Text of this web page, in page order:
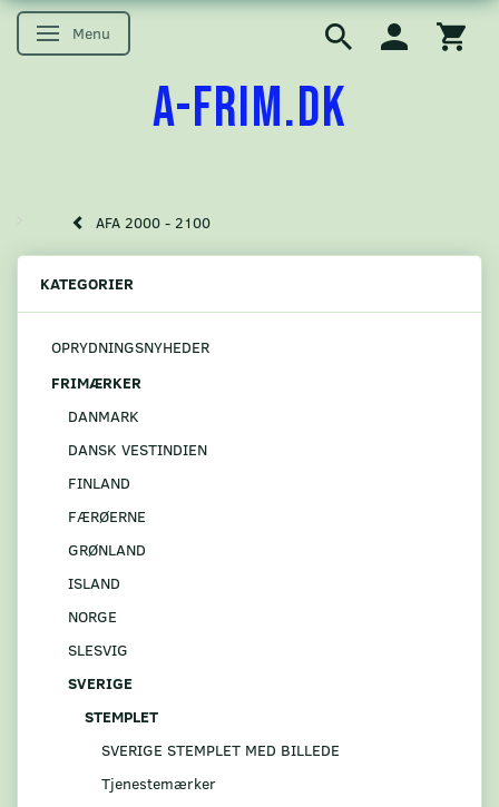
Skifte navigation
Menu
A-FRIM.DK
AFA 2000 - 2100
KATEGORIER
OPRYDNINGSNYHEDER
FRIMÆRKER
DANMARK
DANSK VESTINDIEN
FINLAND
FÆRØERNE
GRØNLAND
ISLAND
NORGE
SLESVIG
SVERIGE
STEMPLET
SVERIGE STEMPLET MED BILLEDE
Tjenestemærker